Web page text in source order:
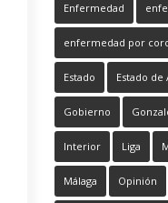
Enfermedad
enfermedad por
Estado Estado de
Gobierno
Interior Liga
Málaga Opinión